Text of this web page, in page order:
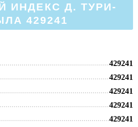
ИНДЕКС Д. ТУРИ-
429241
429241
429241
429241
429241
429241